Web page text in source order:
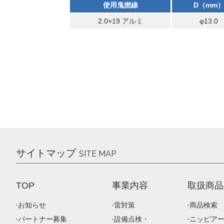
使用鬼撚線
D（mm）
2.0×19 アルミ
φ13.0
サイトマップ SITE MAP
TOP
お知らせ
パートナー募集
事業内容
雷対策
設備点検・
取扱商品
商品検索
ニッピア